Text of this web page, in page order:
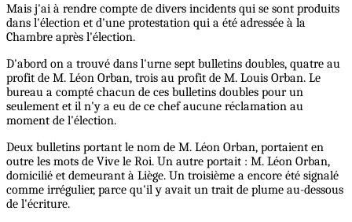
Mais j'ai à rendre compte de divers incidents qui se sont produits
dans l'élection et d'une protestation qui a été adressée à la
Chambre après l'élection.
D'abord on a trouvé dans l'urne sept bulletins doubles, quatre au
profit de M. Léon Orban, trois au profit de M. Louis Orban. Le
bureau a compté chacun de ces bulletins doubles pour un
seulement et il n'y a eu de ce chef aucune réclamation au
moment de l'élection.
Deux bulletins portant le nom de M. Léon Orban, portaient en
outre les mots de Vive le Roi. Un autre portait : M. Léon Orban,
domicilié et demeurant à Liège. Un troisième a encore été signalé
comme irrégulier, parce qu'il y avait un trait de plume au-dessous
de l'écriture.